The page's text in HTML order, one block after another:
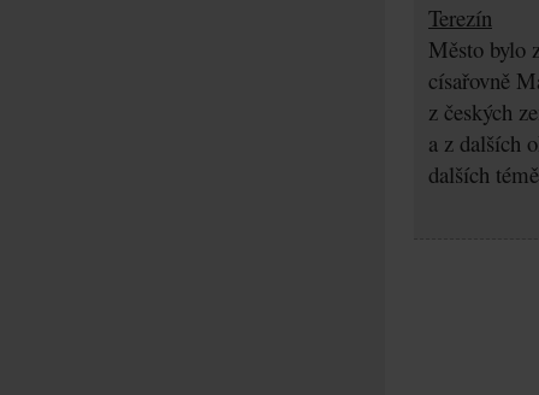
Terezín
Město bylo
císařovně
z českých
a z dalších
dalších